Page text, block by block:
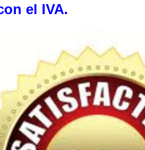
el IVA.